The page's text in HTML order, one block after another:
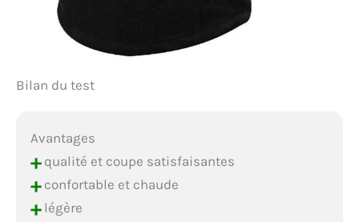
Bilan du test
Avantages
+qualité et coupe satisfaisantes
+confortable et chaude
+légère